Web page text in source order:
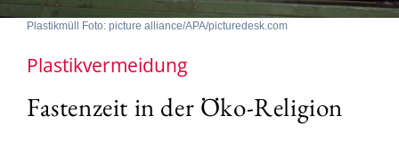
Plastikmüll Foto: picture alliance/APA/picturedesk.com
Plastikvermeidung
Fastenzeit in der Öko-Religion